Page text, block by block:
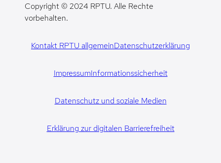
Copyright © 2024 RPTU. Alle Rechte
vorbehalten.
Kontakt RPTU allgemeinDatenschutzerklärung
ImpressumInformationssicherheit
Datenschutz und soziale Medien
Erklärung zur digitalen Barrierefreiheit